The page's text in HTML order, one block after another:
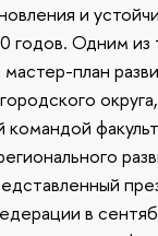
и
годов. Одним из
план
округа,
командой
в